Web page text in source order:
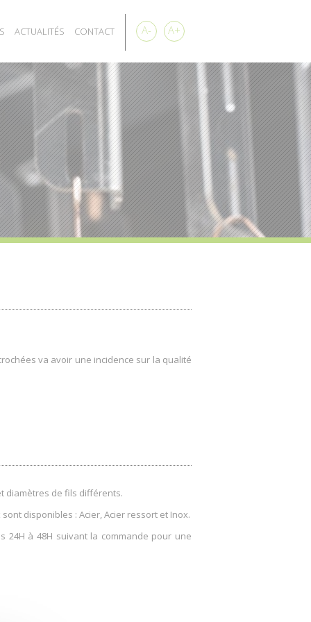
ACTUALITÉS CONTACT A- A+
va avoir une incidence sur la qualité
diamètres de fils différents.
sont disponibles : Acier, Acier ressort et Inox.
à 48H suivant la commande pour une